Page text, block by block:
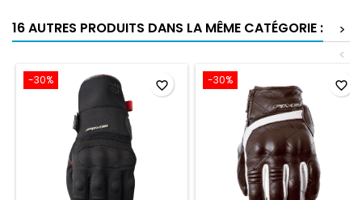
16 AUTRES PRODUITS DANS LA MÊME CATÉGORIE :
>
<
-30% favorite_border -30% favorite_border